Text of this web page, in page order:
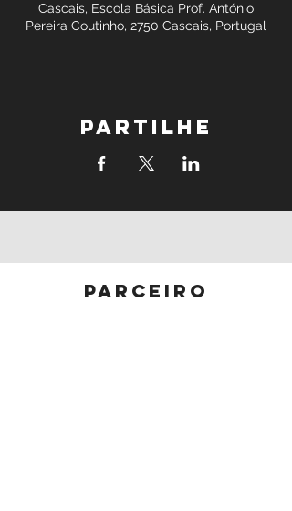
Cascais, Escola Básica Prof. António
Pereira Coutinho, 2750 Cascais, Portugal
Partilhe
parceiro